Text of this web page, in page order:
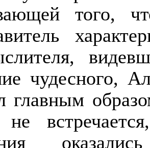
того,
чудесного,
главным
не